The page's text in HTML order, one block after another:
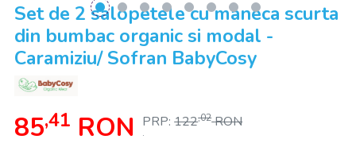
Set de 2 salopetele cu maneca scurta
din bumbac organic si modal -
Caramiziu/ Sofran BabyCosy
85,41 RON PRP: 122,02 RON
.